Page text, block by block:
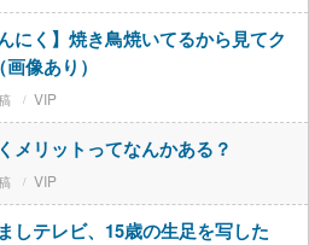
にく】焼き鳥焼いてるから見てク
像あり）
VIP
メリットってなんかある？
VIP
しテレビ、15歳の生足を写した